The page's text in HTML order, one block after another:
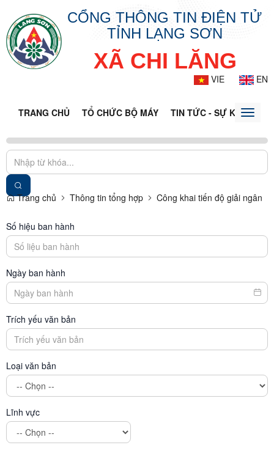
CỔNG THÔNG TIN ĐIỆN TỬ
TỈNH LẠNG SƠN
XÃ CHI LĂNG
VIE EN
TRANG CHỦ TỔ CHỨC BỘ MÁY TIN TỨC - SỰ KIỆNToggle
Trang chủ Thông tin tổng hợp Công khai tiến độ giải ngân
Số hiệu ban hành
Ngày ban hành
Trích yếu văn bản
Loại văn bản
Lĩnh vực